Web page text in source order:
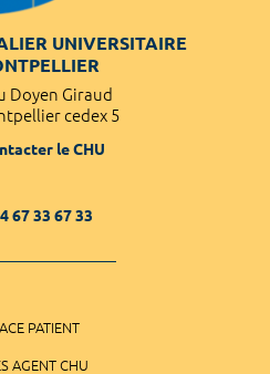
UNIVERSITAIRE
Doyen Giraud
cedex 5
le CHU
67 33 67 33
PATIENT
AGENT CHU